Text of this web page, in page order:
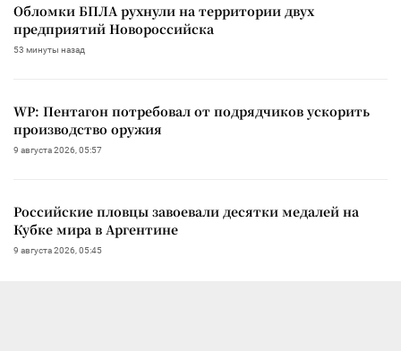
Обломки БПЛА рухнули на территории двух
предприятий Новороссийска
53 минуты назад
WP: Пентагон потребовал от подрядчиков ускорить
производство оружия
9 августа 2026, 05:57
Российские пловцы завоевали десятки медалей на
Кубке мира в Аргентине
9 августа 2026, 05:45